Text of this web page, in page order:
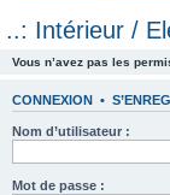
..: Intérieur /
Vous n’avez pas les
CONNEXION •
Nom d’utilisateur :
Mot de passe :